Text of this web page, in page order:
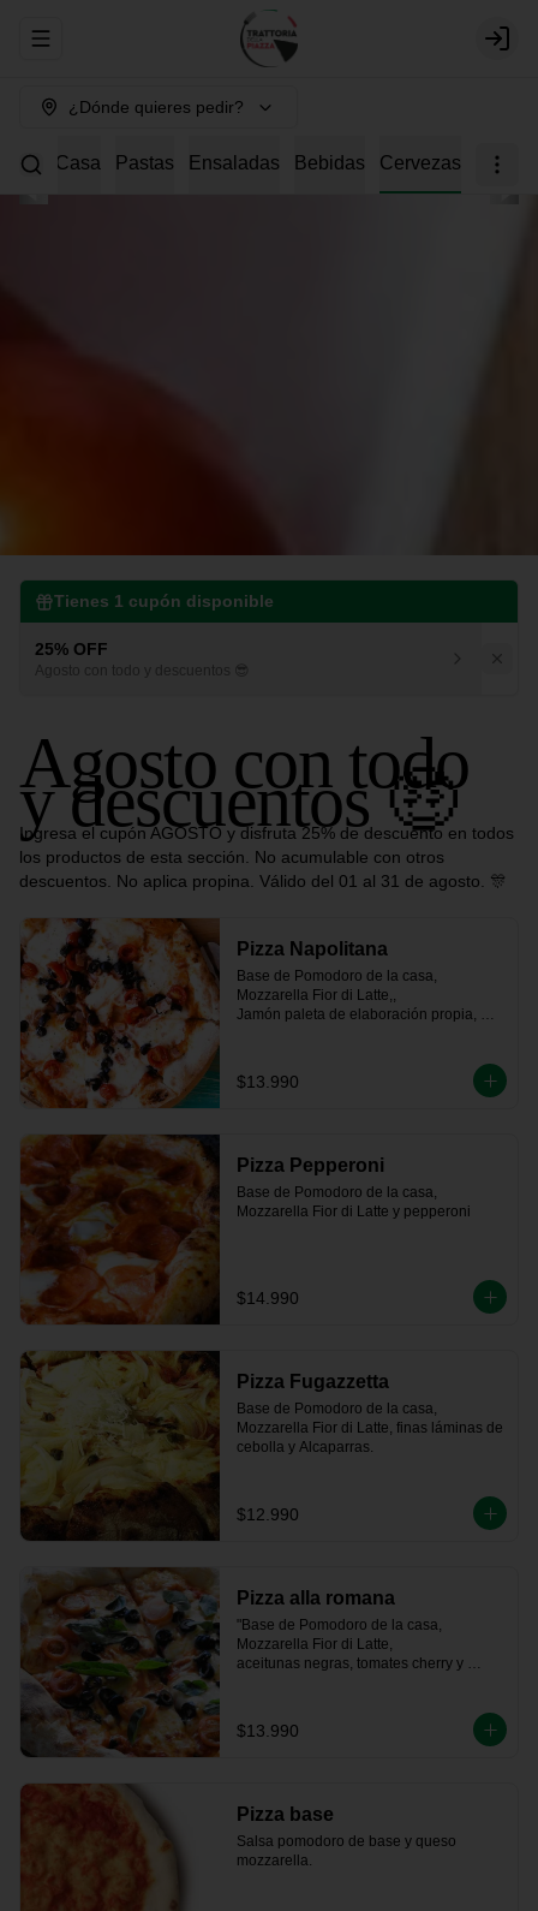
Abrir menu de navegación Login
¿Dónde quieres pedir?
della Casa Pastas Ensaladas Bebidas Cervezas
Tienes 1 cupón disponible
25% OFF
Agosto con todo y descuentos 😎
Agosto con todo
y descuentos 🤑
Ingresa el cupón AGOSTO y disfruta 25% de descuento en todos
los productos de esta sección. No acumulable con otros
descuentos. No aplica propina. Válido del 01 al 31 de agosto. 🎊
Pizza Napolitana
Base de Pomodoro de la casa,
Mozzarella Fior di Latte,,
Jamón paleta de elaboración propia,
$13.990
Pizza Pepperoni
Base de Pomodoro de la casa,
Mozzarella Fior di Latte y pepperoni
$14.990
Pizza Fugazzetta
Base de Pomodoro de la casa,
Mozzarella Fior di Latte, finas láminas de
cebolla y Alcaparras.
$12.990
Pizza alla romana
"Base de Pomodoro de la casa,
Mozzarella Fior di Latte,
aceitunas negras, tomates cherry y
$13.990
Pizza base
Salsa pomodoro de base y queso
mozzarella.